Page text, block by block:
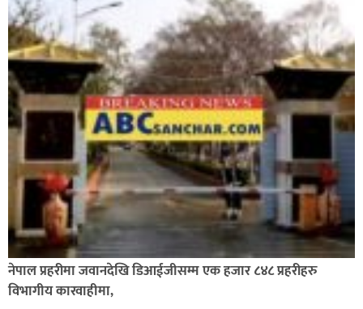
नेपाल प्रहरीमा जवानदेखि डिआईजीसम्म एक हजार ८४८ प्रहरीहरु
विभागीय कारवाहीमा,